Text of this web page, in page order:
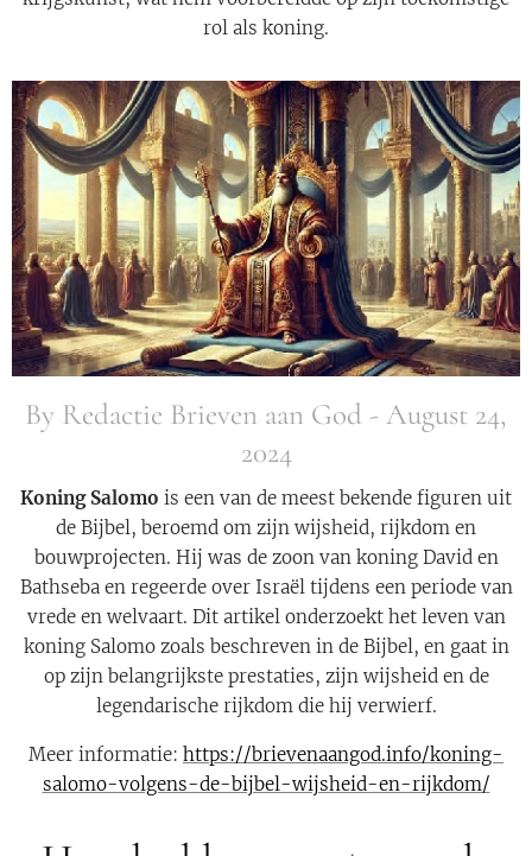
rol als koning.
By Redactie Brieven aan God - August 24,
2024
Koning Salomo is een van de meest bekende figuren uit
de Bijbel, beroemd om zijn wijsheid, rijkdom en
bouwprojecten. Hij was de zoon van koning David en
Bathseba en regeerde over Israël tijdens een periode van
vrede en welvaart. Dit artikel onderzoekt het leven van
koning Salomo zoals beschreven in de Bijbel, en gaat in
op zijn belangrijkste prestaties, zijn wijsheid en de
legendarische rijkdom die hij verwierf.
Meer informatie: https://brievenaangod.info/koning-
salomo-volgens-de-bijbel-wijsheid-en-rijkdom/